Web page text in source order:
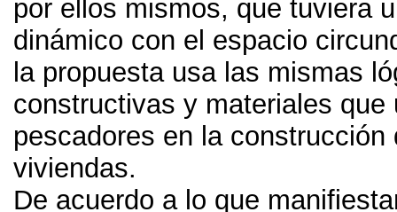
por ellos mismos, que tuviera
dinámico con el espacio
la propuesta usa las mismas
constructivas y materiales que
pescadores en la construcción
viviendas.
De acuerdo a lo que